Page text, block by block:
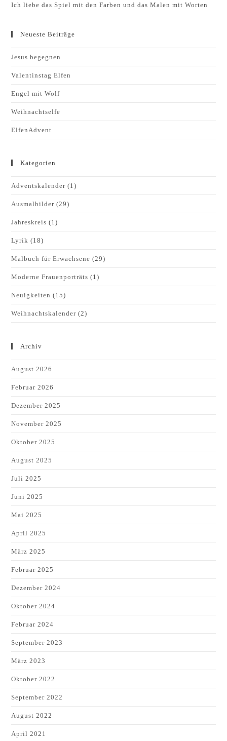
Ich liebe das Spiel mit den Farben und das Malen mit Worten
Neueste Beiträge
Jesus begegnen
Valentinstag Elfen
Engel mit Wolf
Weihnachtselfe
ElfenAdvent
Kategorien
Adventskalender (1)
Ausmalbilder (29)
Jahreskreis (1)
Lyrik (18)
Malbuch für Erwachsene (29)
Moderne Frauenporträts (1)
Neuigkeiten (15)
Weihnachtskalender (2)
Archiv
August 2026
Februar 2026
Dezember 2025
November 2025
Oktober 2025
August 2025
Juli 2025
Juni 2025
Mai 2025
April 2025
März 2025
Februar 2025
Dezember 2024
Oktober 2024
Februar 2024
September 2023
März 2023
Oktober 2022
September 2022
August 2022
April 2021